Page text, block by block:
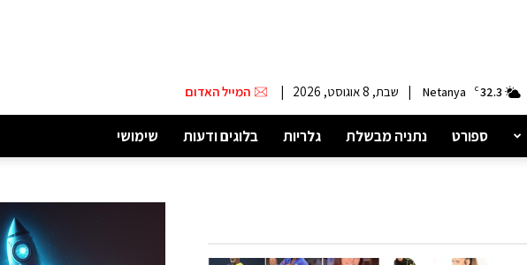
32.3
C
Netanya
| שבת, 8 אוגוסט, 2026 | המייל האדום
ספורט נתניה מבשלת גלריות בלוגים ודעות שימושי